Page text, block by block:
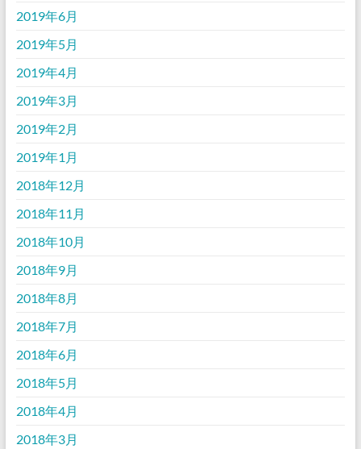
2019年6月
2019年5月
2019年4月
2019年3月
2019年2月
2019年1月
2018年12月
2018年11月
2018年10月
2018年9月
2018年8月
2018年7月
2018年6月
2018年5月
2018年4月
2018年3月